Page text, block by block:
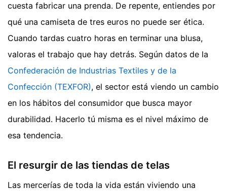
cuesta fabricar una prenda. De repente, entiendes por
qué una camiseta de tres euros no puede ser ética.
Cuando tardas cuatro horas en terminar una blusa,
valoras el trabajo que hay detrás. Según datos de la
Confederación de Industrias Textiles y de la
Confección (TEXFOR), el sector está viendo un cambio
en los hábitos del consumidor que busca mayor
durabilidad. Hacerlo tú misma es el nivel máximo de
esa tendencia.
El resurgir de las tiendas de telas
Las mercerías de toda la vida están viviendo una